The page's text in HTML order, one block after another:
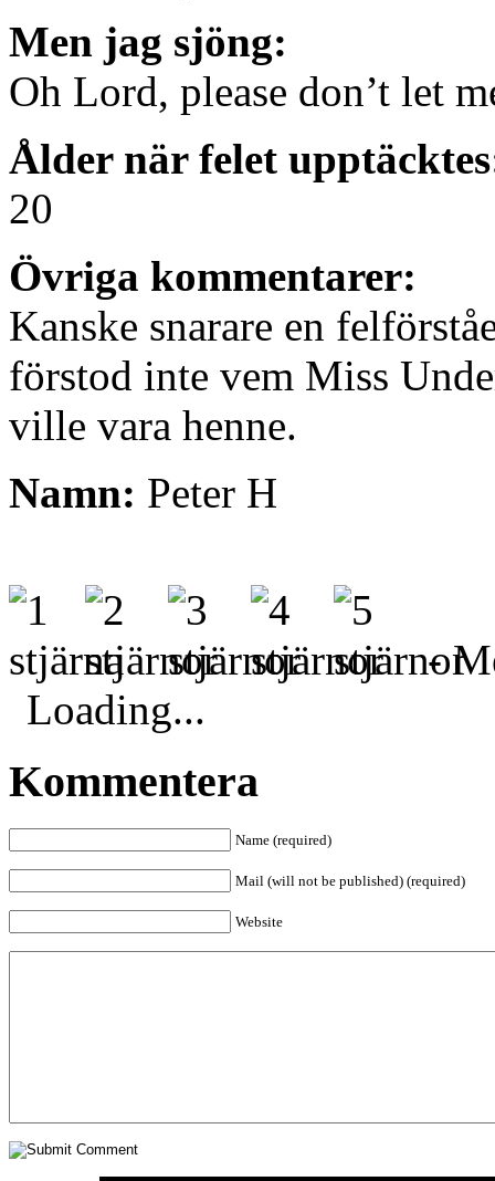
Men jag sjöng:
Oh Lord, please don’t let
Ålder när felet
20
Övriga kommentarer:
Kanske snarare en
förstod inte vem Miss
ville vara henne.
Namn: Peter H
-
Loading...
Kommentera
Name (required)
Mail (will not be published) (required)
Website